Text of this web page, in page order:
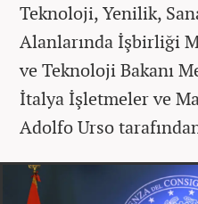
Teknoloji, Yenilik,
Alanlarında İşbirliği
ve Teknoloji Bakanı
İtalya İşletmeler ve
Adolfo Urso